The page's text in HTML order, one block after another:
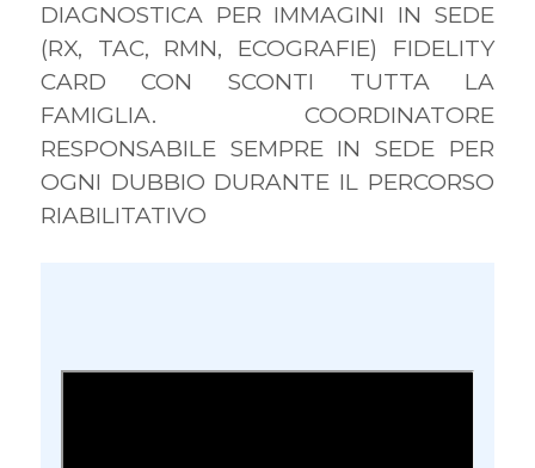
DIAGNOSTICA PER IMMAGINI IN SEDE
(RX, TAC, RMN, ECOGRAFIE) FIDELITY
CARD CON SCONTI TUTTA LA
FAMIGLIA. COORDINATORE
RESPONSABILE SEMPRE IN SEDE PER
OGNI DUBBIO DURANTE IL PERCORSO
RIABILITATIVO